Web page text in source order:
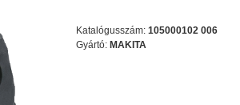
Katalógusszám: 105000102 006
Gyártó: MAKITA